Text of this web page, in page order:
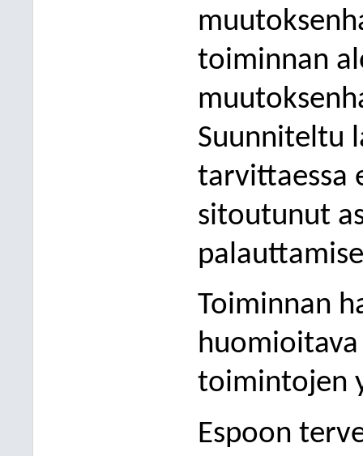
toiminnan
Suunniteltu
tarvittaessa
sitoutunut
Toiminnan
toimintojen
Espoon